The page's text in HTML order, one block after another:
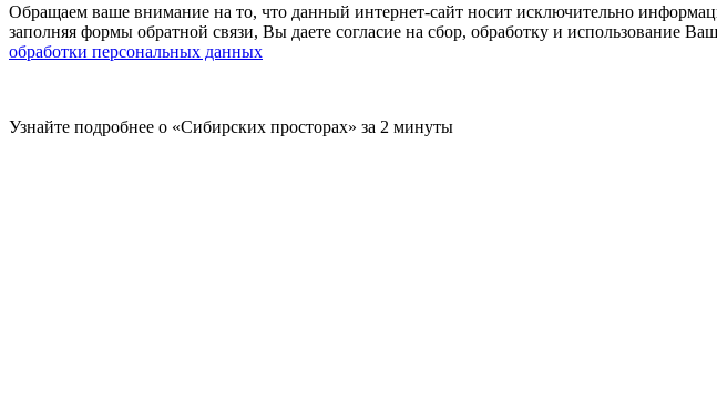
Обращаем ваше внимание на то, что данный интернет-сайт носит исключительно
заполняя формы обратной связи, Вы даете согласие на сбор, обработку и использование
обработки персональных данных
Узнайте подробнее о «Сибирских просторах» за 2 минуты